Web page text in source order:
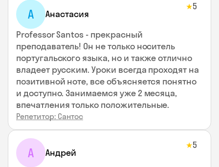
А Анастасия
★5
Professor Santos - прекрасный
преподаватель! Он не только носитель
португальского языка, но и также отлично
владеет русским. Уроки всегда проходят на
позитивной ноте, все объясняется понятно
и доступно. Занимаемся уже 2 месяца,
впечатления только положительные.
Репетитор: Сантос
А Андрей
★5